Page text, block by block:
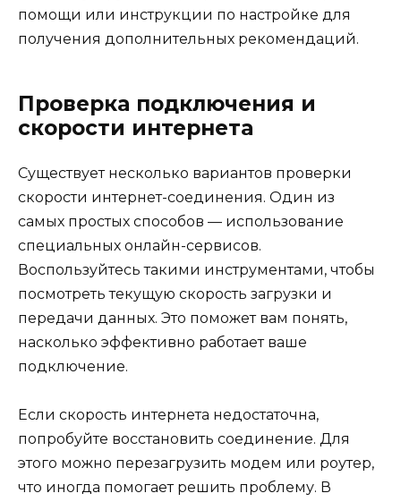
помощи или инструкции по настройке для
получения дополнительных рекомендаций.
Проверка подключения и
скорости интернета
Существует несколько вариантов проверки
скорости интернет-соединения. Один из
самых простых способов — использование
специальных онлайн-сервисов.
Воспользуйтесь такими инструментами, чтобы
посмотреть текущую скорость загрузки и
передачи данных. Это поможет вам понять,
насколько эффективно работает ваше
подключение.
Если скорость интернета недостаточна,
попробуйте восстановить соединение. Для
этого можно перезагрузить модем или роутер,
что иногда помогает решить проблему. В